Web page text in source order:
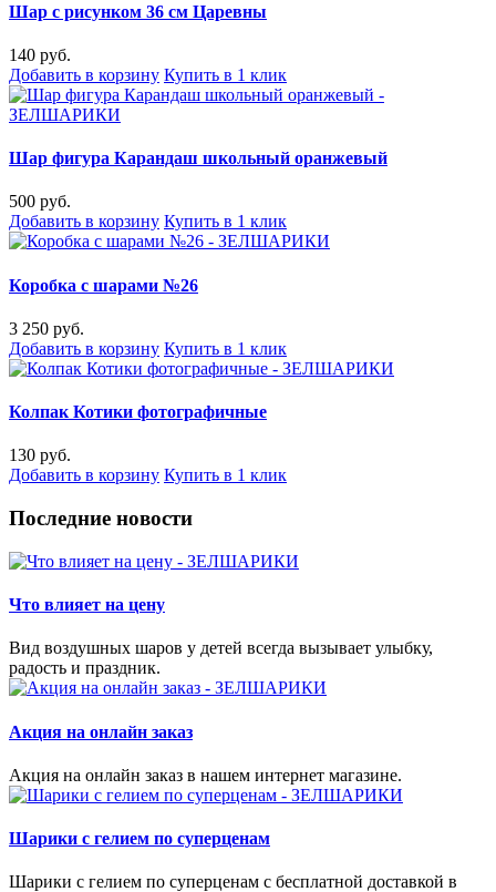
Шар с рисунком 36 см Царевны
140 руб.
Добавить в корзину Купить в 1 клик
Шар фигура Карандаш школьный оранжевый
500 руб.
Добавить в корзину Купить в 1 клик
Коробка с шарами №26
3 250 руб.
Добавить в корзину Купить в 1 клик
Колпак Котики фотографичные
130 руб.
Добавить в корзину Купить в 1 клик
Последние новости
Что влияет на цену
Вид воздушных шаров у детей всегда вызывает улыбку,
радость и праздник.
Акция на онлайн заказ
Акция на онлайн заказ в нашем интернет магазине.
Шарики с гелием по суперценам
Шарики с гелием по суперценам с бесплатной доставкой в